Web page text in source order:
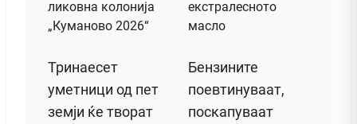
Тринаесет
уметници од пет
земји ќе творат
Бензините
поевтинуваат,
поскапуваат